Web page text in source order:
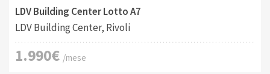
LDV Building Center Lotto A7
LDV Building Center, Rivoli
1.990€ /mese